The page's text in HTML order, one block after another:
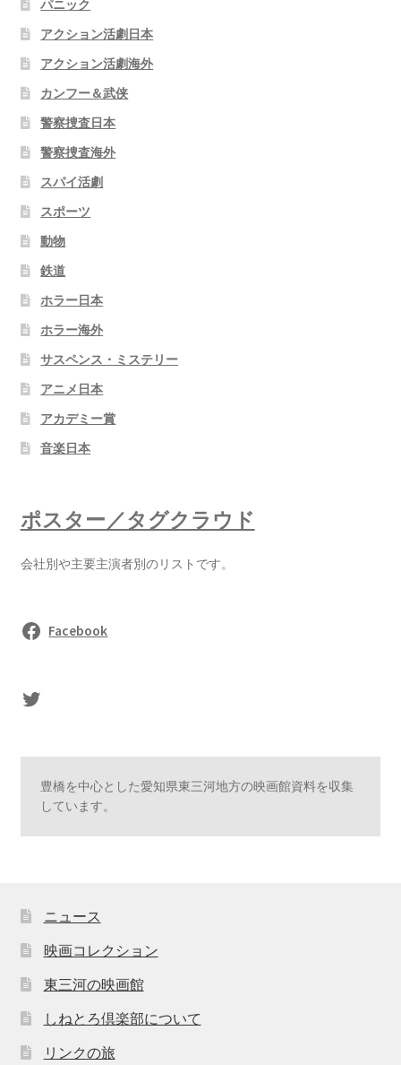
パニック
アクション活劇日本
アクション活劇海外
カンフー＆武侠
警察捜査日本
警察捜査海外
スパイ活劇
スポーツ
動物
鉄道
ホラー日本
ホラー海外
サスペンス・ミステリー
アニメ日本
アカデミー賞
音楽日本
ポスター／タグクラウド
会社別や主要主演者別のリストです。
Facebook
sasaki's Twitter
豊橋を中心とした愛知県東三河地方の映画館資料を収集
しています。
ニュース
映画コレクション
東三河の映画館
しねとろ倶楽部について
リンクの旅